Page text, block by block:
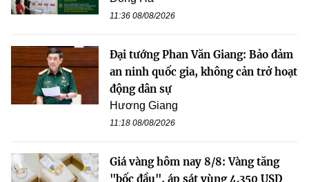
11:36 08/08/2026
Đại tướng Phan Văn Giang: Bảo đảm
an ninh quốc gia, không cản trở hoạt
động dân sự
Hương Giang
11:18 08/08/2026
Giá vàng hôm nay 8/8: Vàng tăng
"bốc đầu", áp sát vùng 4.350 USD